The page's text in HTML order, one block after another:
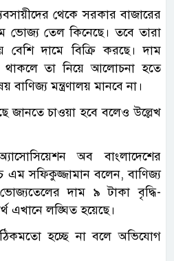
থেকে সরকার বাজারের
ভোজ্য তেল কিনেছে। তবে তারা
বেশি দামে বিক্রি করছে। দাম
থাকলে তা নিয়ে আলোচনা হতে
বাণিজ্য মন্ত্রণালয় মানবে না।
জানতে চাওয়া হবে বলেও উল্লেখ
অব বাংলাদেশের
সফিকুজ্জামান বলেন, বাণিজ্য
ভোজ্যতেলের দাম ৯ টাকা বৃদ্ধি-
এখানে লঙ্ঘিত হয়েছে।
হচ্ছে না বলে অভিযোগ